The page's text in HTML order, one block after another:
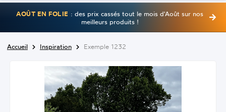
AOÛT EN FOLIE : des prix cassés tout le mois d'Août sur nos
meilleurs produits !
Accueil Inspiration Exemple 1232